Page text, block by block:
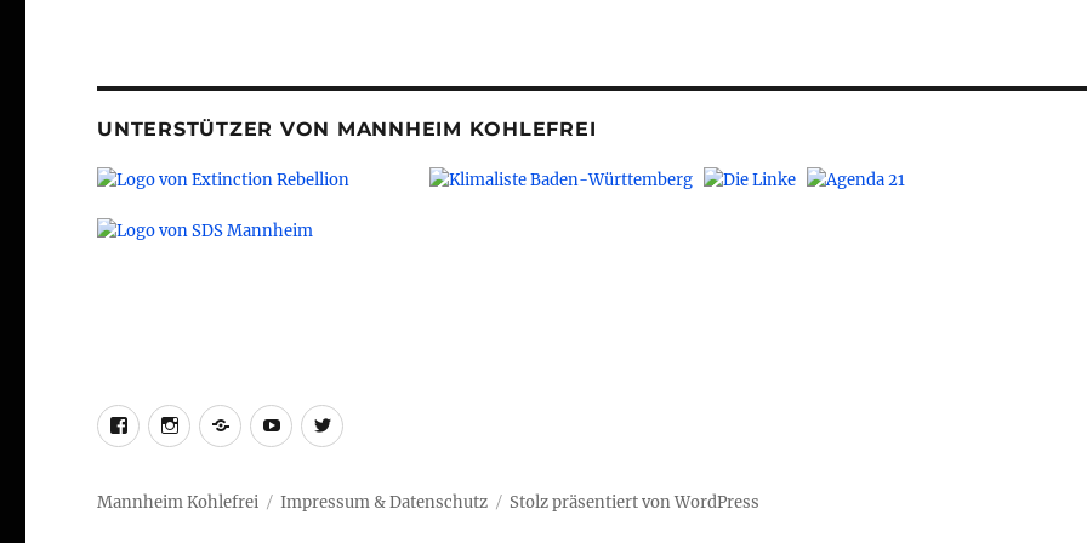
UNTERSTÜTZER VON MANNHEIM KOHLEFREI
facebookinstagram
telegram
youtubetwitter
Mannheim Kohlefrei Impressum & Datenschutz Stolz präsentiert von WordPress